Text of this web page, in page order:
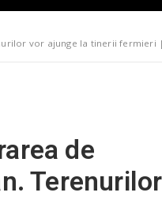
vor ajunge la tinerii fermieri |
de
Terenurilor